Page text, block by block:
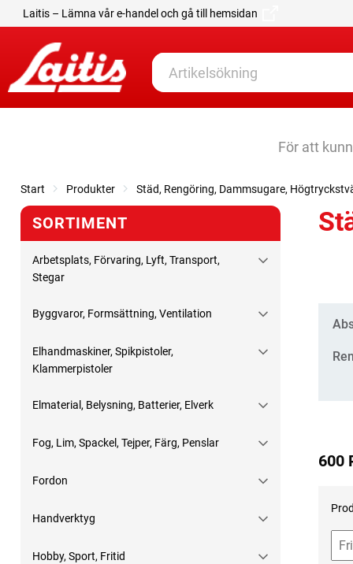
Laitis – Lämna vår e-handel och gå till hemsidan
För att
Start Produkter Städ, Rengöring, Dammsugare,
SORTIMENT
Arbetsplats, Förvaring, Lyft, Transport,
Stegar
Byggvaror, Formsättning, Ventilation
Elhandmaskiner, Spikpistoler,
Klammerpistoler
Elmaterial, Belysning, Batterier, Elverk
Fog, Lim, Spackel, Tejper, Färg, Penslar
Fordon
Handverktyg
Hobby, Sport, Fritid
600